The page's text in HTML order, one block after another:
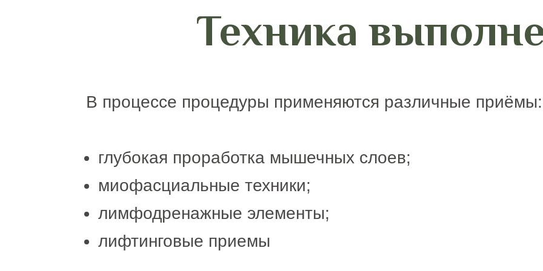
Техника
В процессе процедуры применяются различные приёмы:
глубокая проработка мышечных слоев;
миофасциальные техники;
лимфодренажные элементы;
лифтинговые приемы